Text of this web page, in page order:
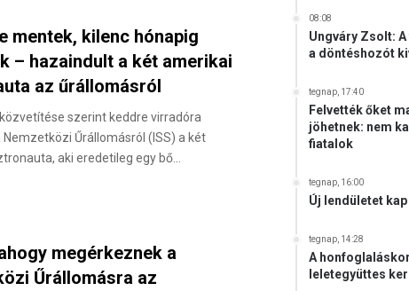
mentek, kilenc hónapig
– hazaindult a két amerikai
az űrállomásról
szerint keddre virradóra
Nemzetközi Űrállomásról (ISS) a két
aki eredetileg egy bő…
megérkeznek a
Űrállomásra az
08:08
Ungváry Zsolt:
a döntéshozót
tegnap, 17:40
Felvették őket
jöhetnek: nem
fiatalok
tegnap, 16:00
Új lendületet
tegnap, 14:28
A
leletegyüttes